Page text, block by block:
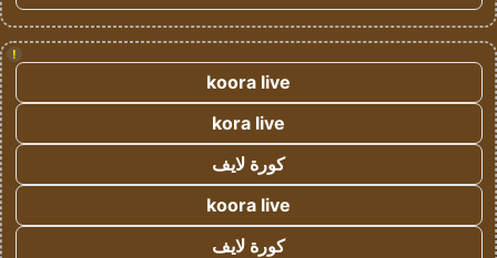
!
koora live
kora live
كورة لايف
koora live
كورة لايف